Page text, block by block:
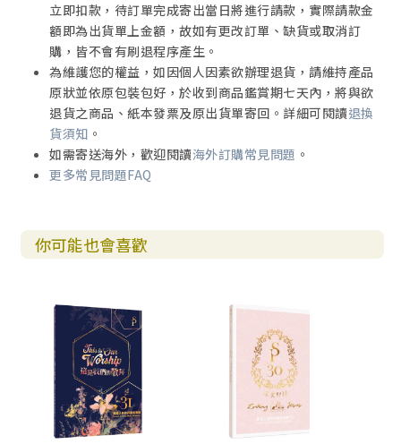
立即扣款，待訂單完成寄出當日將進行請款，實際請款金
額即為出貨單上金額，故如有更改訂單、缺貨或取消訂
購，皆不會有刷退程序產生。
為維護您的權益，如因個人因素欲辦理退貨，請維持產品
原狀並依原包裝包好，於收到商品鑑賞期七天內，將與欲
退貨之商品、紙本發票及原出貨單寄回。詳細可閱讀退換
貨須知 。
如需寄送海外，歡迎閱讀海外訂購常見問題 。
更多常見問題FAQ
你可能也會喜歡